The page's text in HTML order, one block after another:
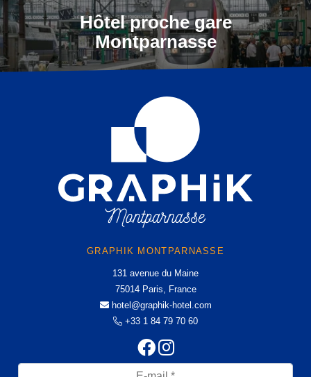
Hôtel proche gare
Montparnasse
GRAPHIK MONTPARNASSE
131 avenue du Maine
75014 Paris, France
hotel@graphik-hotel.com
+33 1 84 79 70 60